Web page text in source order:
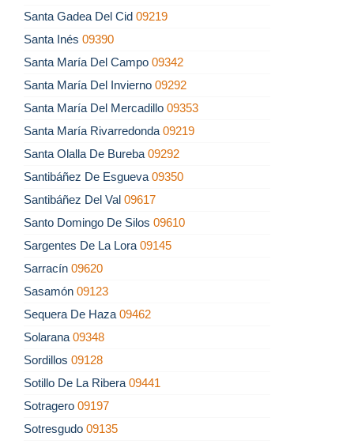
Santa Gadea Del Cid 09219
Santa Inés 09390
Santa María Del Campo 09342
Santa María Del Invierno 09292
Santa María Del Mercadillo 09353
Santa María Rivarredonda 09219
Santa Olalla De Bureba 09292
Santibáñez De Esgueva 09350
Santibáñez Del Val 09617
Santo Domingo De Silos 09610
Sargentes De La Lora 09145
Sarracín 09620
Sasamón 09123
Sequera De Haza 09462
Solarana 09348
Sordillos 09128
Sotillo De La Ribera 09441
Sotragero 09197
Sotresgudo 09135